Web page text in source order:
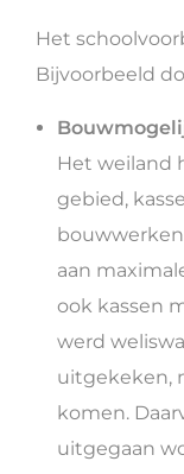
Het
Bijvoorbeeld
Het weiland
gebied,
aan
ook kassen
werd
uitgekeken,
komen.
uitgegaan